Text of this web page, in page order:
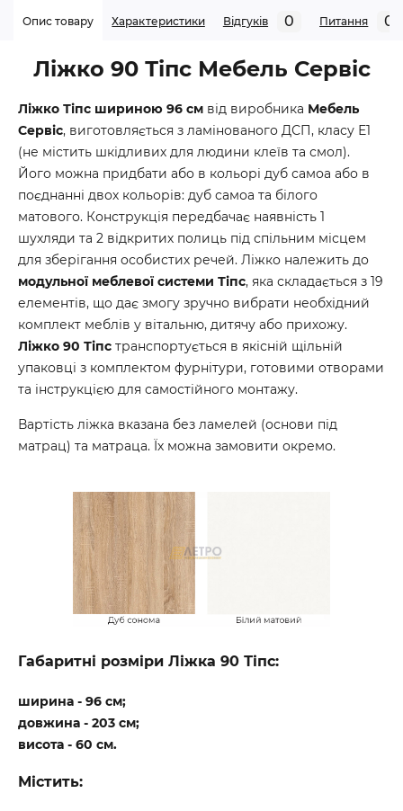
Опис товару Характеристики Відгуків 0 Питання 0
Ліжко 90 Тіпс Мебель Сервіс
Ліжко Тіпс шириною 96 см від виробника Мебель
Сервіс, виготовляється з ламінованого ДСП, класу Е1
(не містить шкідливих для людини клеїв та смол).
Його можна придбати або в кольорі дуб самоа або в
поєднанні двох кольорів: дуб самоа та білого
матового. Конструкція передбачає наявність 1
шухляди та 2 відкритих полиць під спільним місцем
для зберігання особистих речей. Ліжко належить до
модульної меблевої системи Тіпс, яка складається з 19
елементів, що дає змогу зручно вибрати необхідний
комплект меблів у вітальню, дитячу або прихожу.
Ліжко 90 Тіпс транспортується в якісній щільній
упаковці з комплектом фурнітури, готовими отворами
та інструкцією для самостійного монтажу.
Вартість ліжка вказана без ламелей (основи під
матрац) та матраца. Їх можна замовити окремо.
Габаритні розміри Ліжка 90 Тіпс:
ширина - 96 см;
довжина - 203 см;
висота - 60 см.
Містить: